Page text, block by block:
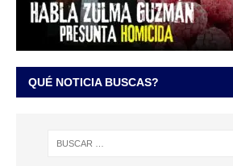
QUÉ NOTICIA BUSCAS?